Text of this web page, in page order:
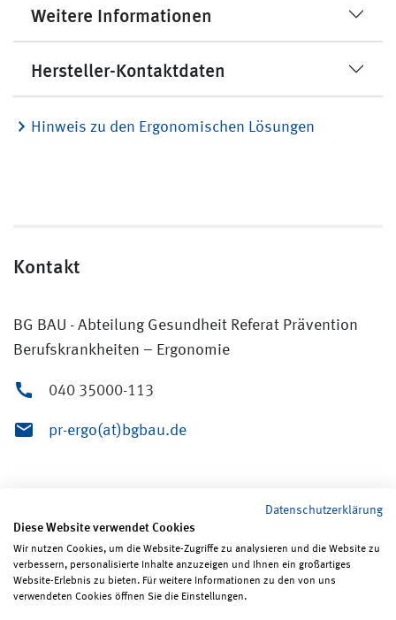
Weitere Informationen
Hersteller-Kontaktdaten
Hinweis zu den Ergonomischen Lösungen
Kontakt
BG BAU - Abteilung Gesundheit Referat Prävention
Berufskrankheiten – Ergonomie
040 35000-113
pr-ergo(at)bgbau.de
Seite teilen Seite drucken
Datenschutzerklärung
Diese Website verwendet Cookies
Wir nutzen Cookies, um die Website-Zugriffe zu analysieren und die Website zu
verbessern, personalisierte Inhalte anzuzeigen und Ihnen ein großartiges
Website-Erlebnis zu bieten. Für weitere Informationen zu den von uns
verwendeten Cookies öffnen Sie die Einstellungen.